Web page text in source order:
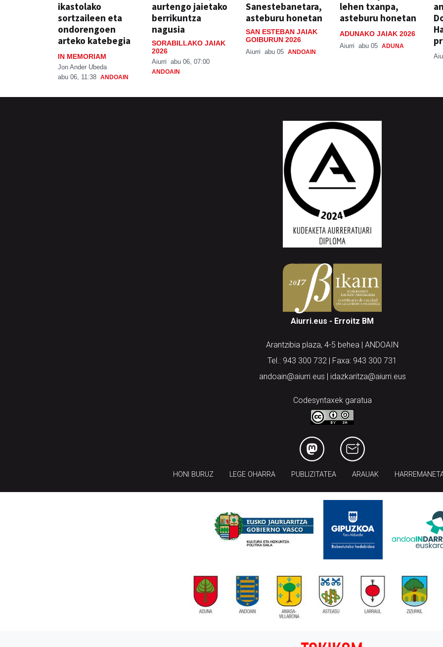
ikastolako
sortzaileen eta
ondorengoen
arteko katebegia
IN MEMORIAM
Jon Ander Ubeda
abu 06, 11:38 ANDOAIN
aurtengo jaietako
berrikuntza
nagusia
SORABILLAKO JAIAK
2026
Aiurri abu 06, 07:00
ANDOAIN
Sanestebanetara,
asteburu honetan
SAN ESTEBAN JAIAK
GOIBURUN 2026
Aiurri abu 05 ANDOAIN
lehen txanpa,
asteburu honetan
ADUNAKO JAIAK 2026
Aiurri abu 05 ADUNA
Aiurri.eus - Erroitz BM
Arantzibia plaza, 4-5 behea | ANDOAIN
Tel.: 943 300 732 | Faxa: 943 300 731
andoain@aiurri.eus | idazkaritza@aiurri.eus
Codesyntaxek garatua
HONI BURUZ LEGE OHARRA PUBLIZITATEA ARAUAK